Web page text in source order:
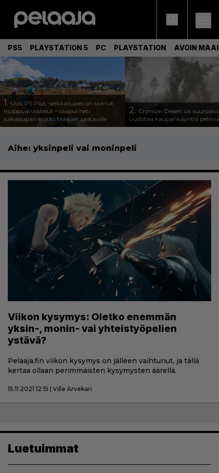
PS5 PLAYSTATION 5 PC PLAYSTATION AVOIN
1. Uusi PS Plus -seikkailupeli on saanut
huippuarvostelut – saapui heti
julkaisupäivänään tilaajien saataville
2. Crimson Desert sai
uudistaa kaupankäyntiä
Aihe: yksinpeli vai moninpeli
Viikon kysymys: Oletko enemmän
yksin-, monin- vai yhteistyöpelien
ystävä?
Pelaaja.fin viikon kysymys on jälleen vaihtunut, ja tällä
kertaa ollaan perimmäisten kysymysten äärellä.
15.11.2021 12:15 | Ville Arvekari
Luetuimmat